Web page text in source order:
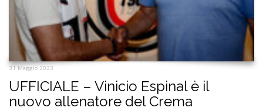
31 Maggio 2023
UFFICIALE – Vinicio Espinal è il
nuovo allenatore del Crema